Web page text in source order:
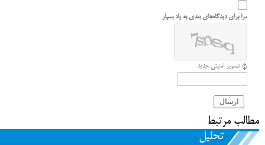
مرا برای دیدگاه‌های بعدی به یاد بسپار
تصویر امنیتی جدید
ارسال
مطالب مرتبط
تحلیل